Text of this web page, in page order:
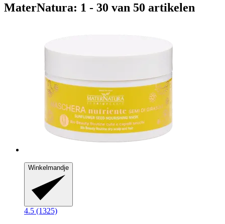
MaterNatura: 1 - 30 van 50 artikelen
Winkelmandje
4.5 (1325)